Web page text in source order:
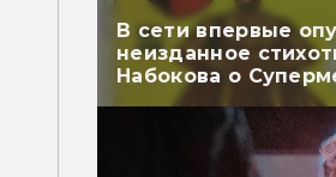
В сети впервые
неизданное
Набокова о
перевели